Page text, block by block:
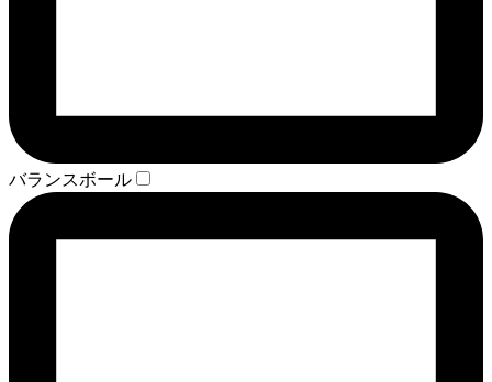
バランスボール